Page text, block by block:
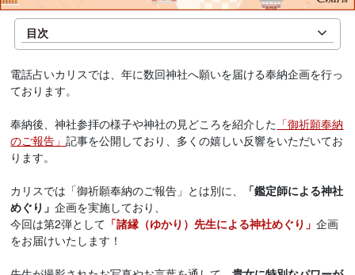
目次
電話占いカリスでは、年に数回神社へ願いを届ける奉納企画を行っ
ております。
奉納後、神社参拝の様子や神社の見どころを紹介した 「御祈願奉納
のご報告」記事を公開しており、多くの嬉しい反響をいただいてお
ります。
カリスでは「御祈願奉納のご報告」とは別に、
「鑑定師による神社
めぐり」企画を実施しており、
今回は第2弾として 「諸縁（ゆかり）先生による神社めぐり」企画
をお届けいたします！